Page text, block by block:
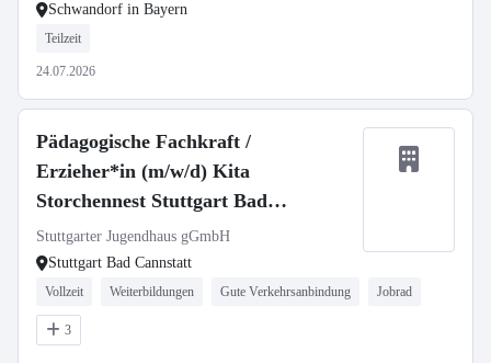
Schwandorf in Bayern
Teilzeit
24.07.2026
Pädagogische Fachkraft /
Erzieher*in (m/w/d) Kita
Storchennest Stuttgart Bad
Cannstatt
Stuttgarter Jugendhaus gGmbH
Stuttgart Bad Cannstatt
Vollzeit Weiterbildungen Gute Verkehrsanbindung Jobrad
3